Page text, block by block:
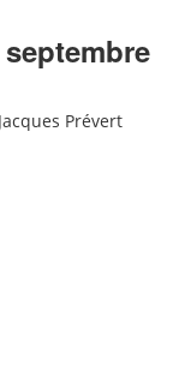
Prévert